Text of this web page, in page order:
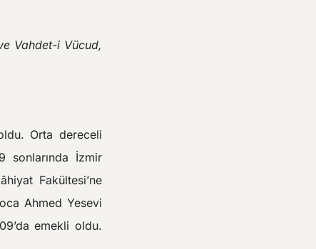
Vahdet-i Vücud,
Orta dereceli
sonlarında İzmir
Fakültesi’ne
Ahmed Yesevi
emekli oldu.